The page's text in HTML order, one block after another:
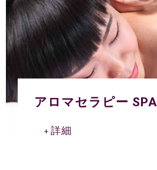
アロマセラピー SPA
詳細